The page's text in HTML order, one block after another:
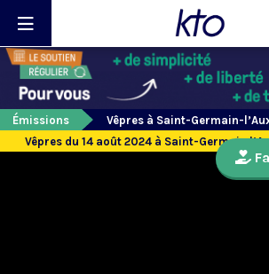
Émissions
Vêpres à Saint-Germain-
Vêpres du 14 août 2024 à Saint-Germain